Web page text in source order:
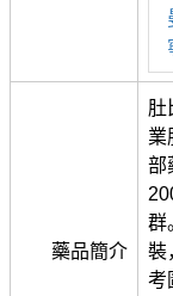
藥品簡介
肚
業
部
群
裝
考